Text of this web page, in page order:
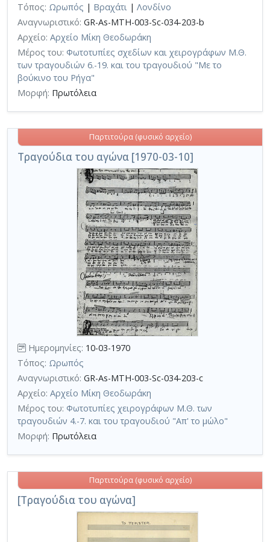
Τόπος: Ωρωπός | Βραχάτι | Λονδίνο
Αναγνωριστικό: GR-As-MTH-003-Sc-034-203-b
Αρχείο: Αρχείο Μίκη Θεοδωράκη
Μέρος του: Φωτοτυπίες σχεδίων και χειρογράφων Μ.Θ.
των τραγουδιών 6.-19. και του τραγουδιού "Με το
βούκινο του Ρήγα"
Μορφή: Πρωτόλεια
Τραγούδια του αγώνα [1970-03-10]
Παρτιτούρα (φυσικό αρχείο)
Ημερομηνίες: 10-03-1970
Τόπος: Ωρωπός
Αναγνωριστικό: GR-As-MTH-003-Sc-034-203-c
Αρχείο: Αρχείο Μίκη Θεοδωράκη
Μέρος του: Φωτοτυπίες χειρογράφων Μ.Θ. των
τραγουδιών 4.-7. και του τραγουδιού "Απ' το μώλο"
Μορφή: Πρωτόλεια
[Τραγούδια του αγώνα]
Παρτιτούρα (φυσικό αρχείο)